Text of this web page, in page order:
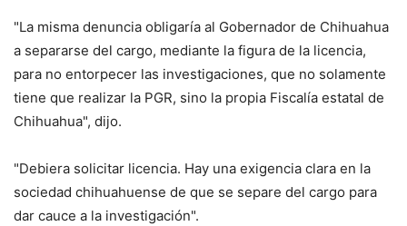
"La misma denuncia obligaría al Gobernador de Chihuahua
a separarse del cargo, mediante la figura de la licencia,
para no entorpecer las investigaciones, que no solamente
tiene que realizar la PGR, sino la propia Fiscalía estatal de
Chihuahua", dijo.
"Debiera solicitar licencia. Hay una exigencia clara en la
sociedad chihuahuense de que se separe del cargo para
dar cauce a la investigación".